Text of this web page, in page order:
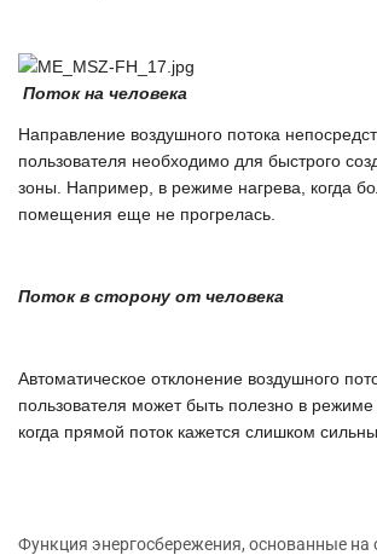
Поток на человека
Направление воздушного потока
пользователя необходимо для быстрого
зоны. Например, в режиме нагрева, когда
помещения еще не прогрелась.
Поток в сторону от человека
Автоматическое отклонение воздушного
пользователя может быть полезно в
когда прямой поток кажется слишком
Функция энергосбережения, основанные на